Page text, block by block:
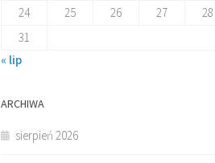
24
25 26 27 28
31
« lip
ARCHIWA
sierpień 2026